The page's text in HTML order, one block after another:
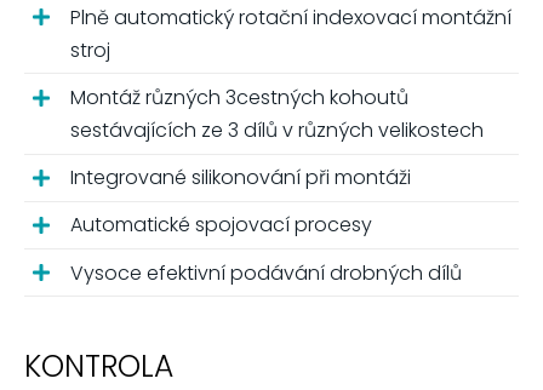
Plně automatický rotační indexovací montážní
stroj
Montáž různých 3cestných kohoutů
sestávajících ze 3 dílů v různých velikostech
Integrované silikonování při montáži
Automatické spojovací procesy
Vysoce efektivní podávání drobných dílů
KONTROLA